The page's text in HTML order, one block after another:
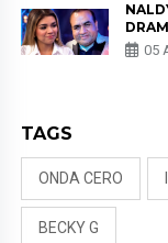
LUZ05
TAGS
ONDA CERO
BECKY G